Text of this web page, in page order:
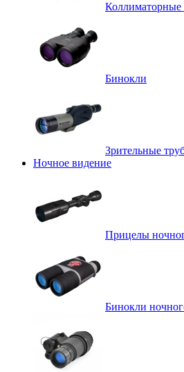
Бинокли
Зрительные
Ночное видение
Прицелы
Бинокли